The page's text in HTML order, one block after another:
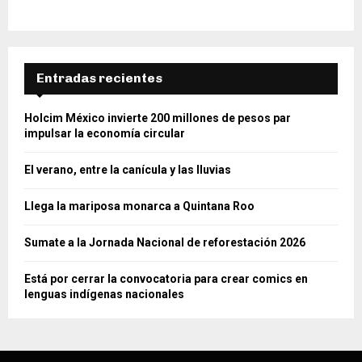
Entradas recientes
Holcim México invierte 200 millones de pesos par
impulsar la economía circular
El verano, entre la canícula y las lluvias
Llega la mariposa monarca a Quintana Roo
Sumate a la Jornada Nacional de reforestación 2026
Está por cerrar la convocatoria para crear comics en
lenguas indígenas nacionales